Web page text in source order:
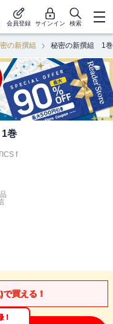
会員登録 サインイン 検索
の新撰組 秘密の新撰組 1巻
巻
f
買える！
！